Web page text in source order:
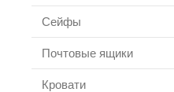
Сейфы
Почтовые ящики
Кровати